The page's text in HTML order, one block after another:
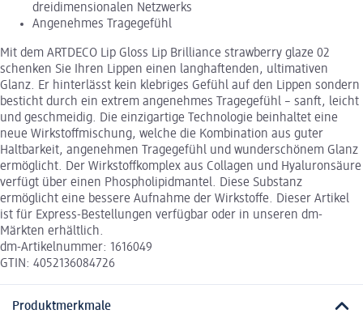
dreidimensionalen Netzwerks
Angenehmes Tragegefühl
Mit dem ARTDECO Lip Gloss Lip Brilliance strawberry glaze 02
schenken Sie Ihren Lippen einen langhaftenden, ultimativen
Glanz. Er hinterlässt kein klebriges Gefühl auf den Lippen sondern
besticht durch ein extrem angenehmes Tragegefühl – sanft, leicht
und geschmeidig. Die einzigartige Technologie beinhaltet eine
neue Wirkstoffmischung, welche die Kombination aus guter
Haltbarkeit, angenehmen Tragegefühl und wunderschönem Glanz
ermöglicht. Der Wirkstoffkomplex aus Collagen und Hyaluronsäure
verfügt über einen Phospholipidmantel. Diese Substanz
ermöglicht eine bessere Aufnahme der Wirkstoffe. Dieser Artikel
ist für Express-Bestellungen verfügbar oder in unseren dm-
Märkten erhältlich.
dm-Artikelnummer: 1616049
GTIN: 4052136084726
Produktmerkmale